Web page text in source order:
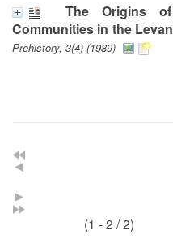
The Origins
Communities in the
Prehistory, 3(4) (1989)
(1 - 2 / 2)